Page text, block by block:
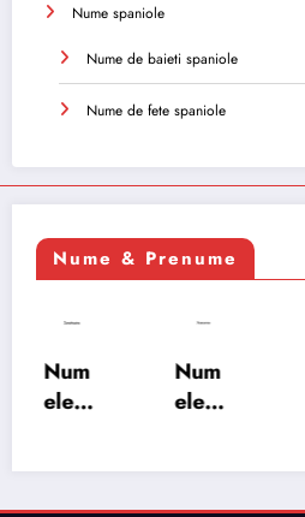
Nume spaniole
Nume de baieti spaniole
Nume de fete spaniole
Nume & Prenume
Num
ele
Num
ele